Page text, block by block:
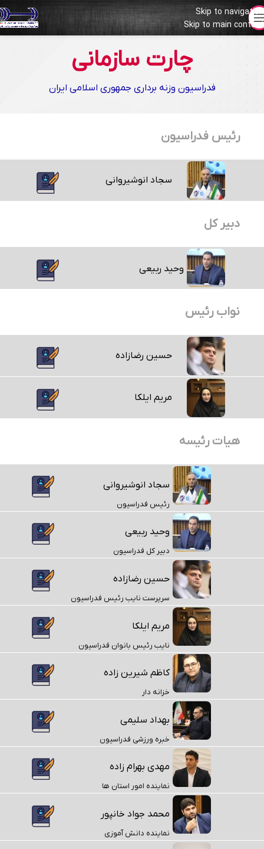
Skip to navigation
Skip to main content
1406 - 1402
چارت سازمانی
فدراسیون وزنه برداری جمهوری اسلامی ایران
رئیس فدراسیون
سجاد انوشیروانی
دبیر کل
وحید ربیعی
نواب رئیس
حسین رضازاده
مریم ایلکا
هیات رئیسه
سجاد انوشیروانی
رئیس فدراسیون
وحید ربیعی
دبیر کل فدراسیون
حسین رضازاده
سرپرست نایب رئیس فدراسیون
مریم ایلکا
نایب رئیس بانوان فدراسیون
کاظم شیرین زاده
خزانه دار
بهداد سلیمی
خبره ورزشی فدراسیون
مهدی بهرام زاده
نماینده امور استان ها
محمد جواد خانپور
نماینده دانش آموزی